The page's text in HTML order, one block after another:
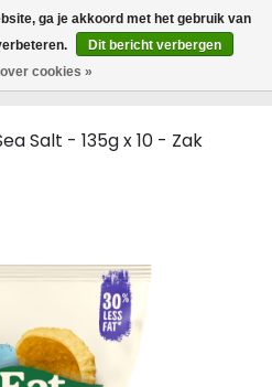
MENU
0
Salt - 135g x 10 - Zak
ga je akkoord met het gebruik van
Dit bericht verbergen
cookies »